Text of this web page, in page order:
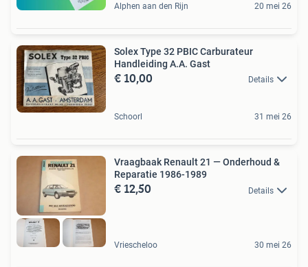
Alphen aan den Rijn 20 mei 26
Solex Type 32 PBIC Carburateur
Handleiding A.A. Gast
€ 10,00 Details
Schoorl 31 mei 26
Vraagbaak Renault 21 — Onderhoud &
Reparatie 1986-1989
€ 12,50 Details
Vriescheloo 30 mei 26